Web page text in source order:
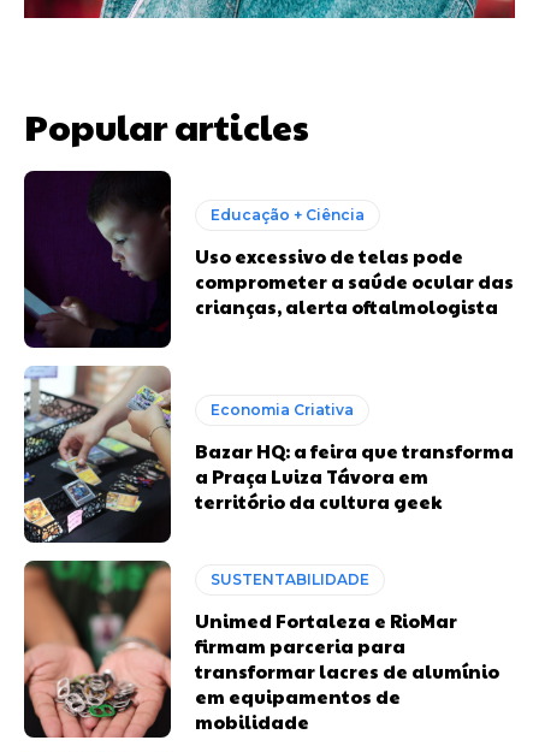
Popular articles
Educação + Ciência
Uso excessivo de telas pode
comprometer a saúde ocular das
crianças, alerta oftalmologista
Economia Criativa
Bazar HQ: a feira que transforma
a Praça Luiza Távora em
território da cultura geek
SUSTENTABILIDADE
Unimed Fortaleza e RioMar
firmam parceria para
transformar lacres de alumínio
em equipamentos de
mobilidade